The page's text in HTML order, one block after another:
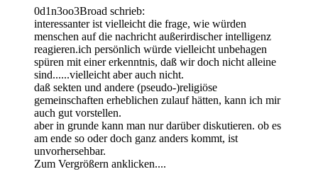
0d1n3oo3Broad schrieb:
interessanter ist vielleicht die frage, wie würden
menschen auf die nachricht außerirdischer intelligenz
reagieren.ich persönlich würde vielleicht unbehagen
spüren mit einer erkenntnis, daß wir doch nicht alleine
sind......vielleicht aber auch nicht.
daß sekten und andere (pseudo-)religiöse
gemeinschaften erheblichen zulauf hätten, kann ich mir
auch gut vorstellen.
aber in grunde kann man nur darüber diskutieren. ob es
am ende so oder doch ganz anders kommt, ist
unvorhersehbar.
Zum Vergrößern anklicken....